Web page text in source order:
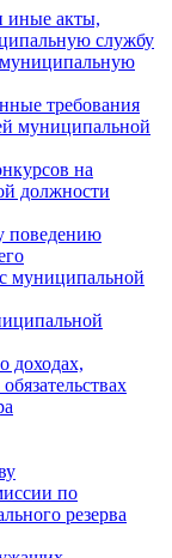
иные акты,
службу
требования
муниципальной
на
должности
поведению
муниципальной
доходах,
по
резерва